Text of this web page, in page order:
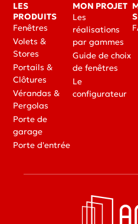
LES
PRODUITS
Fenêtres
Volets &
Stores
Portails &
Clôtures
Vérandas &
Pergolas
Porte de
garage
Porte d'entrée
MON PROJET
Les
réalisations
par gammes
Guide de choix
de fenêtres
Le
configurateur